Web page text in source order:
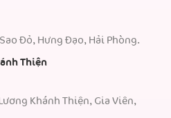
Đỏ, Hưng Đạo, Hải Phòng.
Thiện
Khánh Thiện, Gia Viên,